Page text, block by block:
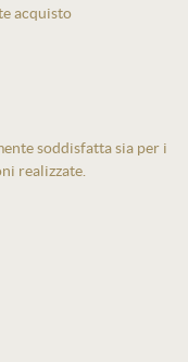
acquisto
soddisfatta sia per i
realizzate.